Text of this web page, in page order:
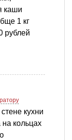
каши
1 кг
рублей
кухни
кольцах